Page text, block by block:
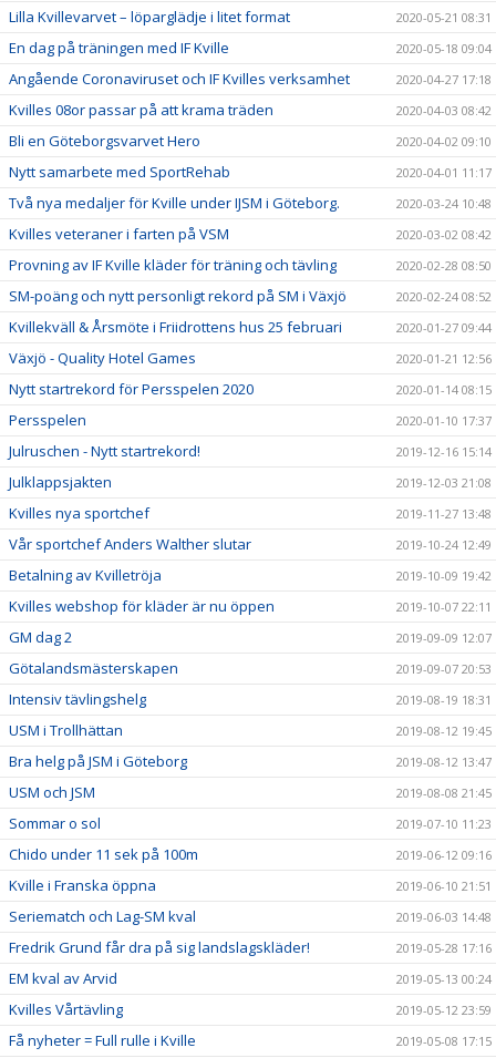
Lilla Kvillevarvet – löparglädje i litet format 2020-05-21 08:31
En dag på träningen med IF Kville 2020-05-18 09:04
Angående Coronaviruset och IF Kvilles verksamhet 2020-04-27 17:18
Kvilles 08or passar på att krama träden 2020-04-03 08:42
Bli en Göteborgsvarvet Hero 2020-04-02 09:10
Nytt samarbete med SportRehab 2020-04-01 11:17
Två nya medaljer för Kville under IJSM i Göteborg. 2020-03-24 10:48
Kvilles veteraner i farten på VSM 2020-03-02 08:42
Provning av IF Kville kläder för träning och tävling 2020-02-28 08:50
SM-poäng och nytt personligt rekord på SM i Växjö 2020-02-24 08:52
Kvillekväll & Årsmöte i Friidrottens hus 25 februari 2020-01-27 09:44
Växjö - Quality Hotel Games 2020-01-21 12:56
Nytt startrekord för Persspelen 2020 2020-01-14 08:15
Persspelen 2020-01-10 17:37
Julruschen - Nytt startrekord! 2019-12-16 15:14
Julklappsjakten 2019-12-03 21:08
Kvilles nya sportchef 2019-11-27 13:48
Vår sportchef Anders Walther slutar 2019-10-24 12:49
Betalning av Kvilletröja 2019-10-09 19:42
Kvilles webshop för kläder är nu öppen 2019-10-07 22:11
GM dag 2 2019-09-09 12:07
Götalandsmästerskapen 2019-09-07 20:53
Intensiv tävlingshelg 2019-08-19 18:31
USM i Trollhättan 2019-08-12 19:45
Bra helg på JSM i Göteborg 2019-08-12 13:47
USM och JSM 2019-08-08 21:45
Sommar o sol 2019-07-10 11:23
Chido under 11 sek på 100m 2019-06-12 09:16
Kville i Franska öppna 2019-06-10 21:51
Seriematch och Lag-SM kval 2019-06-03 14:48
Fredrik Grund får dra på sig landslagskläder! 2019-05-28 17:16
EM kval av Arvid 2019-05-13 00:24
Kvilles Vårtävling 2019-05-12 23:59
Få nyheter = Full rulle i Kville 2019-05-08 17:15